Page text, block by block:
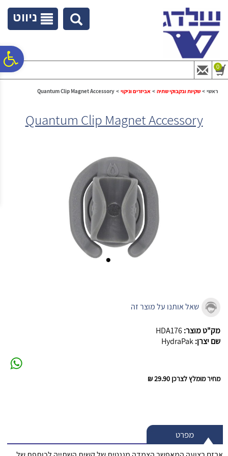
נגישות
ניווט
0
ראשי > שקיות ובקבוקי שתיה > אביזרים וניקוי >
Quantum Clip Magnet Accessory
Quantum Clip Magnet Accessory
שאל אותנו על מוצר זה
מק"ט מוצר:HDA176
שם יצרן:HydraPak
מחיר מומלץ לצרכן 29.90 ₪
מפרט